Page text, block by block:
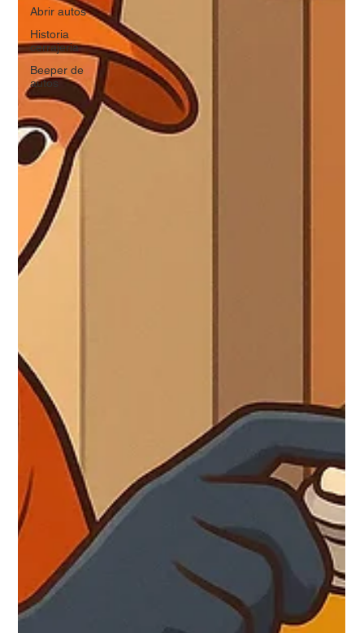
Abrir autos
Historia
cerrajeria
Beeper de
autos